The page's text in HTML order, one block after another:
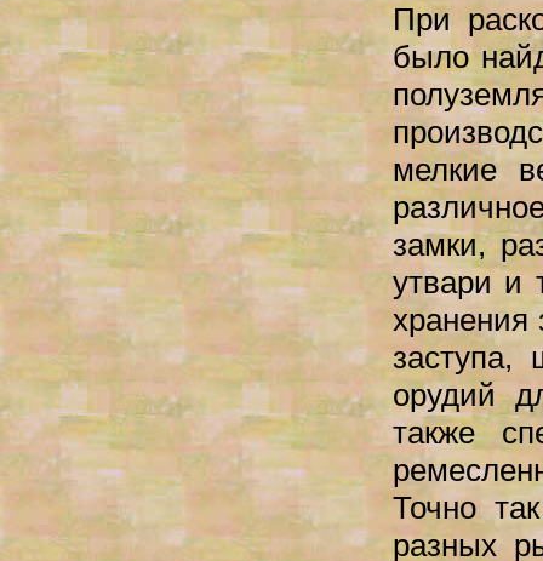
При
было
мелкие
замки,
утвари и
хранения
орудий
также
Точно
разных